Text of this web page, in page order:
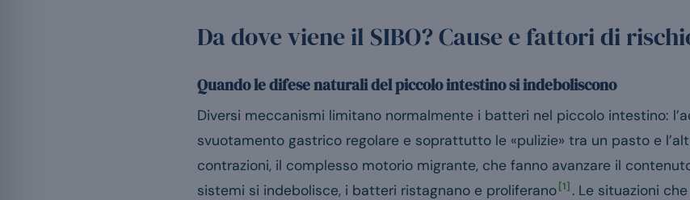
Da dove viene il SIBO? Cause e fattori di
Quando le difese naturali del piccolo intestino si indeboliscono
Diversi meccanismi limitano normalmente i batteri nel piccolo intestino:
svuotamento gastrico regolare e soprattutto le «pulizie» tra un pasto e
contrazioni, il complesso motorio migrante, che fanno avanzare il
sistemi si indebolisce, i batteri ristagnano e proliferano [1] . Le situazioni